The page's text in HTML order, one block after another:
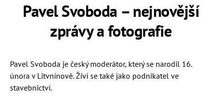
Pavel Svoboda – nejnovější
zprávy a fotografie
Pavel Svoboda je český moderátor, který se narodil 16.
února v Litvnínově. Žíví se také jako podnikatel ve
stavebnictví.